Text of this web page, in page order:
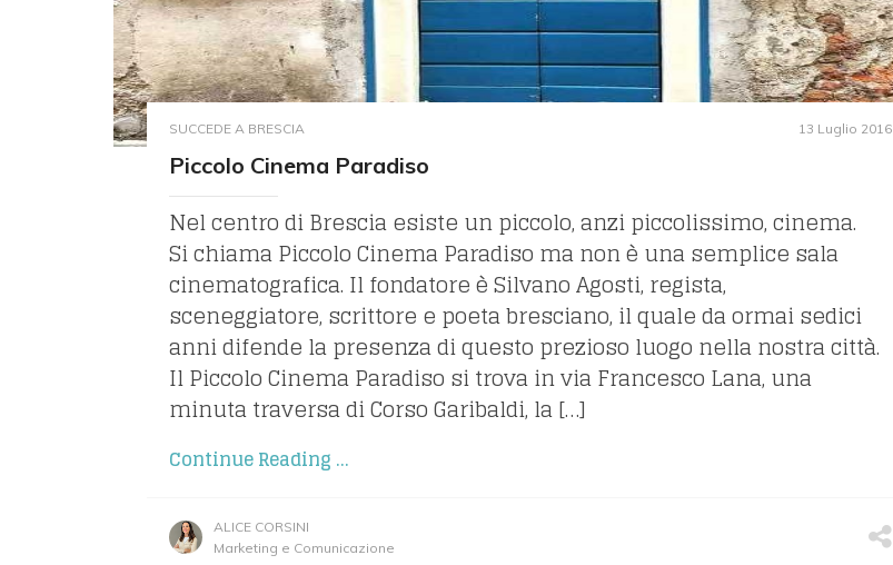
SUCCEDE A BRESCIA 13 Luglio 2016
Piccolo Cinema Paradiso
Nel centro di Brescia esiste un piccolo, anzi piccolissimo, cinema.
Si chiama Piccolo Cinema Paradiso ma non è una semplice sala
cinematografica. Il fondatore è Silvano Agosti, regista,
sceneggiatore, scrittore e poeta bresciano, il quale da ormai sedici
anni difende la presenza di questo prezioso luogo nella nostra città.
Il Piccolo Cinema Paradiso si trova in via Francesco Lana, una
minuta traversa di Corso Garibaldi, la […]
Continue Reading ...
ALICE CORSINI
Marketing e Comunicazione